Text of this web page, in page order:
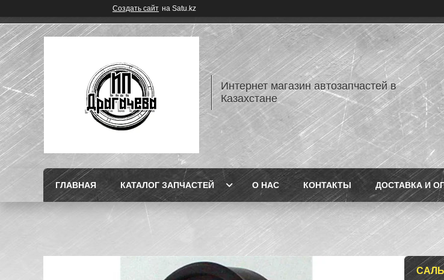
Создать сайт на Satu.kz
Интернет магазин автозапчастей в
Казахстане
ГЛАВНАЯ КАТАЛОГ ЗАПЧАСТЕЙ О НАС КОНТАКТЫ ДОСТАВКА И